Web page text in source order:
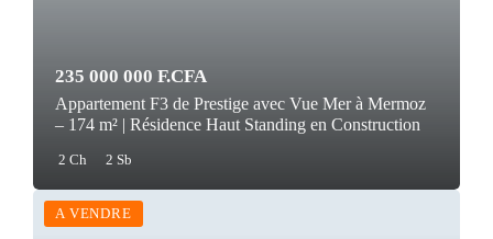
235 000 000 F.CFA
Appartement F3 de Prestige avec Vue Mer à Mermoz
– 174 m² | Résidence Haut Standing en Construction
2 Ch 2 Sb
A VENDRE